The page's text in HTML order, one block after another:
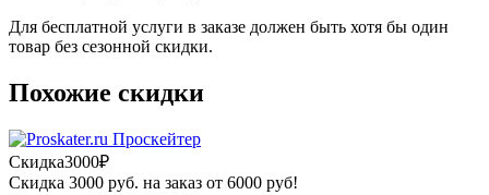
Для бесплатной услуги в заказе должен быть хотя бы один
товар без сезонной скидки.
Похожие скидки
Проскейтер
Скидка3000₽
Скидка 3000 руб. на заказ от 6000 руб!